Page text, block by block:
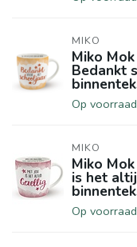
MIKO
Miko
Bedankt
Op voorraad
MIKO
Miko
is het
Op voorraad